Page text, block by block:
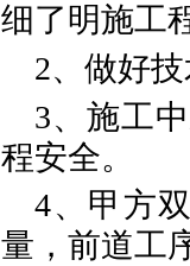
细了明施工
2、做好
3、施工
程安全。
4、甲方
量，前道工